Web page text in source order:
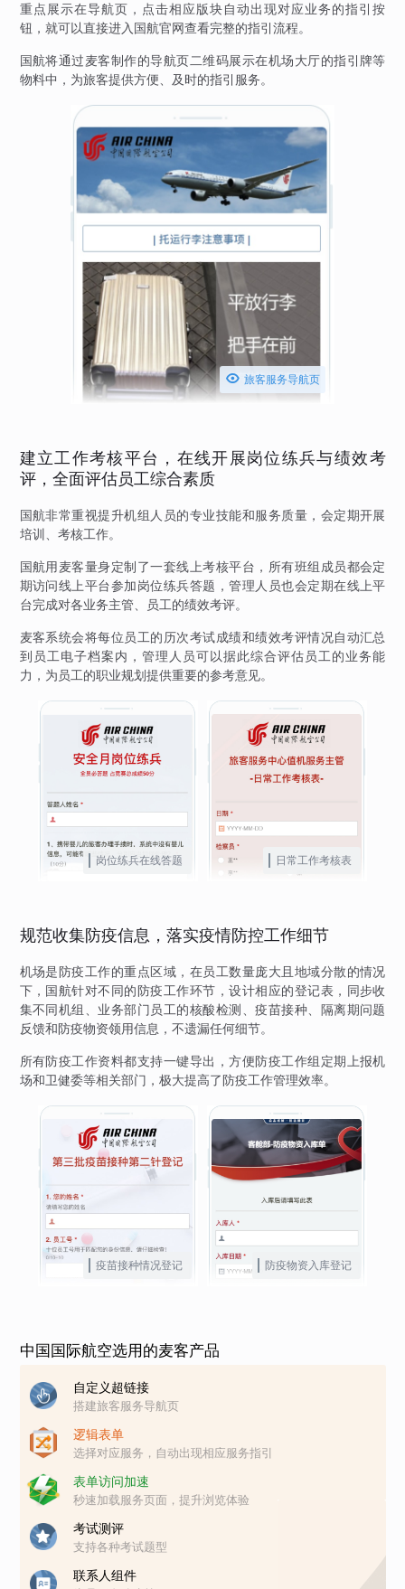
重点展示在导航页，点击相应版块自动出现对应业务的指引按
钮，就可以直接进入国航官网查看完整的指引流程。
国航将通过麦客制作的导航页二维码展示在机场大厅的指引牌等
物料中，为旅客提供方便、及时的指引服务。
 旅客服务导航页
建立工作考核平台，在线开展岗位练兵与绩效考
评，全面评估员工综合素质
国航非常重视提升机组人员的专业技能和服务质量，会定期开展
培训、考核工作。
国航用麦客量身定制了一套线上考核平台，所有班组成员都会定
期访问线上平台参加岗位练兵答题，管理人员也会定期在线上平
台完成对各业务主管、员工的绩效考评。
麦客系统会将每位员工的历次考试成绩和绩效考评情况自动汇总
到员工电子档案内，管理人员可以据此综合评估员工的业务能
力，为员工的职业规划提供重要的参考意见。
岗位练兵在线答题 日常工作考核表
规范收集防疫信息，落实疫情防控工作细节
机场是防疫工作的重点区域，在员工数量庞大且地域分散的情况
下，国航针对不同的防疫工作环节，设计相应的登记表，同步收
集不同机组、业务部门员工的核酸检测、疫苗接种、隔离期问题
反馈和防疫物资领用信息，不遗漏任何细节。
所有防疫工作资料都支持一键导出，方便防疫工作组定期上报机
场和卫健委等相关部门，极大提高了防疫工作管理效率。
疫苗接种情况登记 防疫物资入库登记
中国国际航空选用的麦客产品
自定义超链接
搭建旅客服务导航页
逻辑表单
选择对应服务，自动出现相应服务指引
表单访问加速
秒速加载服务页面，提升浏览体验
考试测评
支持各种考试题型
联系人组件